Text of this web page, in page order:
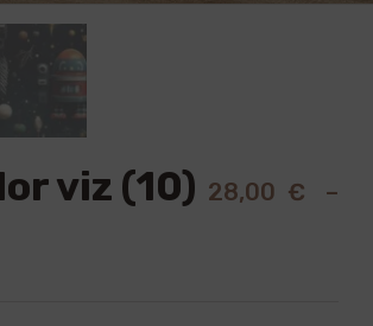
viz (10) 28,00 €
–